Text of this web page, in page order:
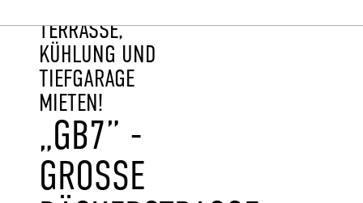
TERRASSE,
KÜHLUNG UND
TIEFGARAGE
MIETEN!
„GB7” -
GROSSE B